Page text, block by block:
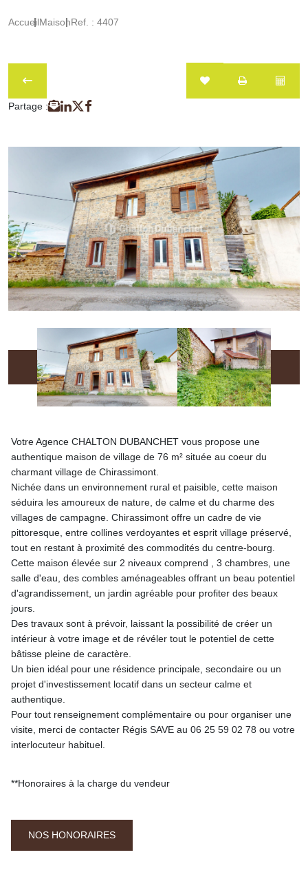
AccueilMaisonRef. : 4407
Partage :
Votre Agence CHALTON DUBANCHET vous propose une
authentique maison de village de 76 m² située au coeur du
charmant village de Chirassimont.
Nichée dans un environnement rural et paisible, cette maison
séduira les amoureux de nature, de calme et du charme des
villages de campagne. Chirassimont offre un cadre de vie
pittoresque, entre collines verdoyantes et esprit village préservé,
tout en restant à proximité des commodités du centre-bourg.
Cette maison élevée sur 2 niveaux comprend , 3 chambres, une
salle d'eau, des combles aménageables offrant un beau potentiel
d'agrandissement, un jardin agréable pour profiter des beaux
jours.
Des travaux sont à prévoir, laissant la possibilité de créer un
intérieur à votre image et de révéler tout le potentiel de cette
bâtisse pleine de caractère.
Un bien idéal pour une résidence principale, secondaire ou un
projet d'investissement locatif dans un secteur calme et
authentique.
Pour tout renseignement complémentaire ou pour organiser une
visite, merci de contacter Régis SAVE au 06 25 59 02 78 ou votre
interlocuteur habituel.
**Honoraires à la charge du vendeur
NOS HONORAIRES